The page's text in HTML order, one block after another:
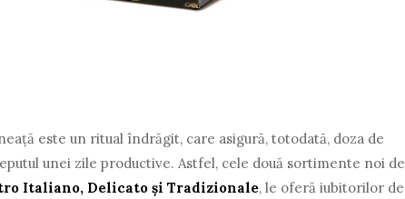
este un ritual îndrăgit, care asigură, totodată, doza de
unei zile productive. Astfel, cele două sortimente noi de
Italiano, Delicato și Tradizionale, le oferă iubitorilor de